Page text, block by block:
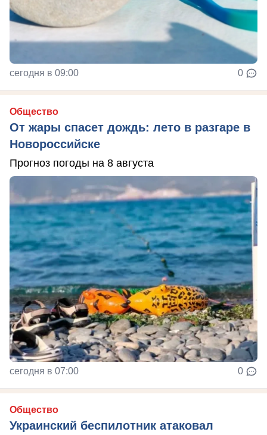
сегодня в 09:00 0
Общество
От жары спасет дождь: лето в разгаре в
Новороссийске
Прогноз погоды на 8 августа
сегодня в 07:00 0
Общество
Украинский беспилотник атаковал